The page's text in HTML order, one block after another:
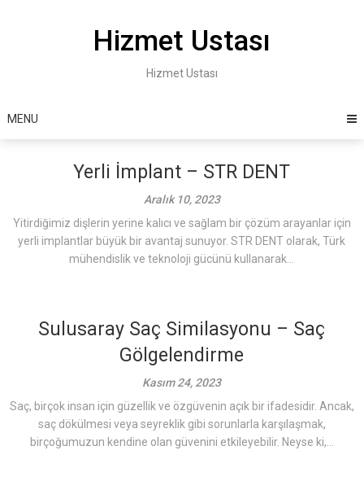
Hizmet Ustası
Hizmet Ustası
MENU
Yerli İmplant – STR DENT
Aralık 10, 2023
Yitirdiğimiz dişlerin yerine kalıcı ve sağlam bir çözüm arayanlar için
yerli implantlar büyük bir avantaj sunuyor. STR DENT olarak, Türk
mühendislik ve teknoloji gücünü kullanarak...
Sulusaray Saç Similasyonu – Saç
Gölgelendirme
Kasım 24, 2023
Saç, birçok insan için güzellik ve özgüvenin açık bir ifadesidir. Ancak,
saç dökülmesi veya seyreklik gibi sorunlarla karşılaşmak,
birçoğumuzun kendine olan güvenini etkileyebilir. Neyse ki,...